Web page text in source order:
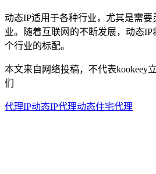
动态IP适用于各种行业，尤其是需
业。随着互联网的不断发展，动态
个行业的标配。
本文来自网络投稿，不代表kookeey
们
代理IP动态IP代理动态住宅代理